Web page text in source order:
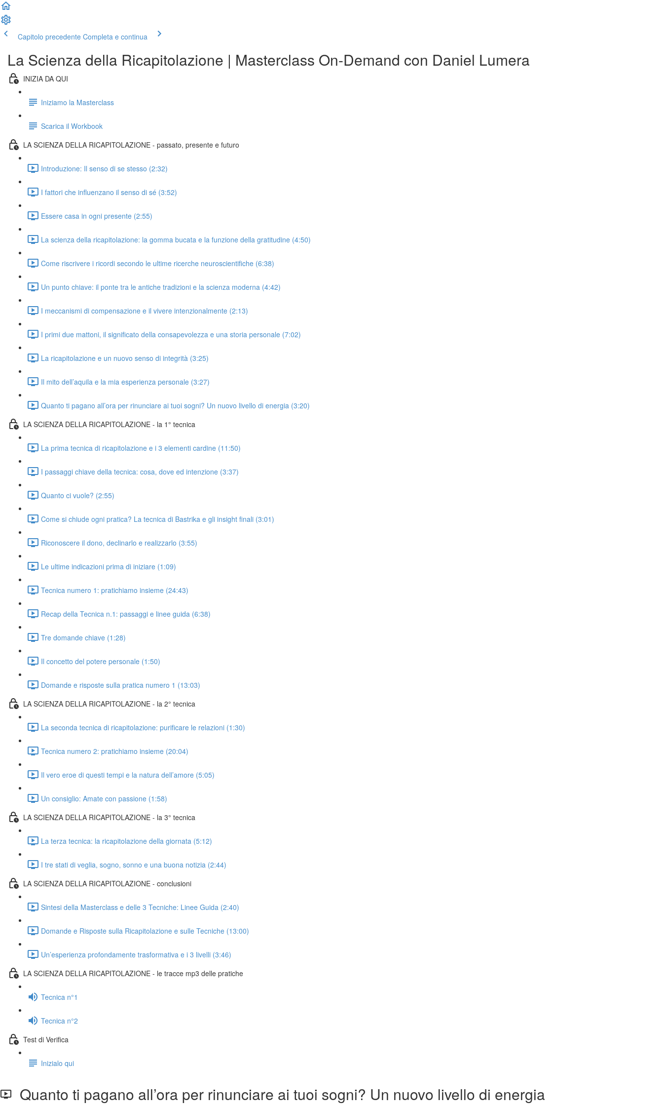
Capitolo precedente Completa e continua
La Scienza della Ricapitolazione | Masterclass On-Demand con Daniel Lumera
INIZIA DA QUI
Iniziamo la Masterclass
Scarica il Workbook
LA SCIENZA DELLA RICAPITOLAZIONE - passato, presente e futuro
Introduzione: Il senso di se stesso (2:32)
I fattori che influenzano il senso di sé (3:52)
Essere casa in ogni presente (2:55)
La scienza della ricapitolazione: la gomma bucata e la funzione della gratitudine (4:50)
Come riscrivere i ricordi secondo le ultime ricerche neuroscientifiche (6:38)
Un punto chiave: il ponte tra le antiche tradizioni e la scienza moderna (4:42)
I meccanismi di compensazione e il vivere intenzionalmente (2:13)
I primi due mattoni, il significato della consapevolezza e una storia personale (7:02)
La ricapitolazione e un nuovo senso di integrità (3:25)
Il mito dell’aquila e la mia esperienza personale (3:27)
Quanto ti pagano all’ora per rinunciare ai tuoi sogni? Un nuovo livello di energia (3:20)
LA SCIENZA DELLA RICAPITOLAZIONE - la 1° tecnica
La prima tecnica di ricapitolazione e i 3 elementi cardine (11:50)
I passaggi chiave della tecnica: cosa, dove ed intenzione (3:37)
Quanto ci vuole? (2:55)
Come si chiude ogni pratica? La tecnica di Bastrika e gli insight finali (3:01)
Riconoscere il dono, declinarlo e realizzarlo (3:55)
Le ultime indicazioni prima di iniziare (1:09)
Tecnica numero 1: pratichiamo insieme (24:43)
Recap della Tecnica n.1: passaggi e linee guida (6:38)
Tre domande chiave (1:28)
Il concetto del potere personale (1:50)
Domande e risposte sulla pratica numero 1 (13:03)
LA SCIENZA DELLA RICAPITOLAZIONE - la 2° tecnica
La seconda tecnica di ricapitolazione: purificare le relazioni (1:30)
Tecnica numero 2: pratichiamo insieme (20:04)
Il vero eroe di questi tempi e la natura dell’amore (5:05)
Un consiglio: Amate con passione (1:58)
LA SCIENZA DELLA RICAPITOLAZIONE - la 3° tecnica
La terza tecnica: la ricapitolazione della giornata (5:12)
I tre stati di veglia, sogno, sonno e una buona notizia (2:44)
LA SCIENZA DELLA RICAPITOLAZIONE - conclusioni
Sintesi della Masterclass e delle 3 Tecniche: Linee Guida (2:40)
Domande e Risposte sulla Ricapitolazione e sulle Tecniche (13:00)
Un’esperienza profondamente trasformativa e i 3 livelli (3:46)
LA SCIENZA DELLA RICAPITOLAZIONE - le tracce mp3 delle pratiche
Tecnica n°1
Tecnica n°2
Test di Verifica
Inizialo qui
Quanto ti pagano all’ora per rinunciare ai tuoi sogni? Un nuovo livello di energia